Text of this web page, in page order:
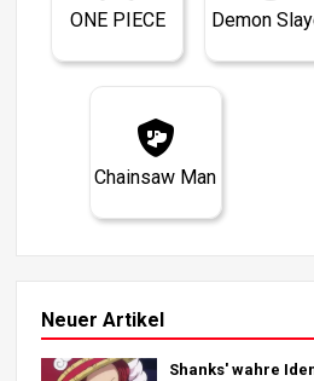
ONE PIECE Demon
Chainsaw Man
Neuer Artikel
Shanks' wahre